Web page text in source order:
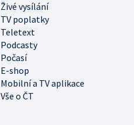
Živé vysílání
TV poplatky
Teletext
Podcasty
Počasí
E-shop
Mobilní a TV aplikace
Vše o ČT